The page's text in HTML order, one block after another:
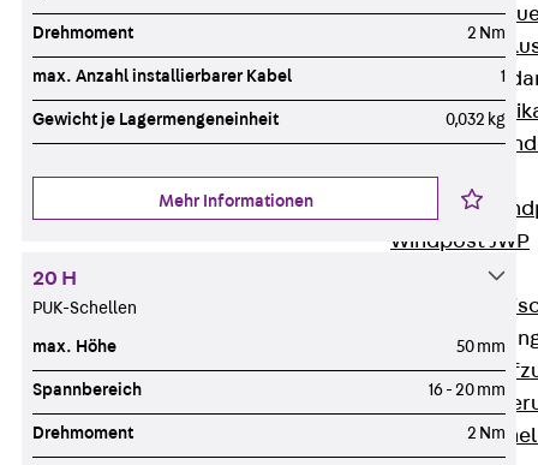
Zurück
Attika-
Zurück
Windposts
Zurück
Windpost JWP
Zurück
Drehmoment 2 Nm
max. Anzahl installierbarer Kabel 1
Gewicht je Lagermengeneinheit 0,032 kg
Mehr Informationen
20 H
PUK-Schellen
max. Höhe 50 mm
Spannbereich 16 - 20 mm
Drehmoment 2 Nm